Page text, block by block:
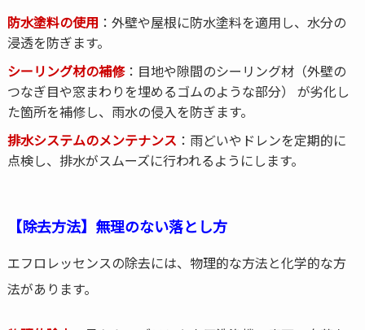
防水塗料の使用 ：外壁や屋根に防水塗料を適用し、水分の
浸透を防ぎます。
シーリング材の補修：目地や隙間のシーリング材（外壁の
つなぎ目や窓まわりを埋めるゴムのような部分） が劣化し
た箇所を補修し、雨水の侵入を防ぎます。
排水システムのメンテナンス ：雨どいやドレンを定期的に
点検し、排水がスムーズに行われるようにします。
【除去方法】無理のない落とし方
エフロレッセンスの除去には、物理的な方法と化学的な方
法があります。